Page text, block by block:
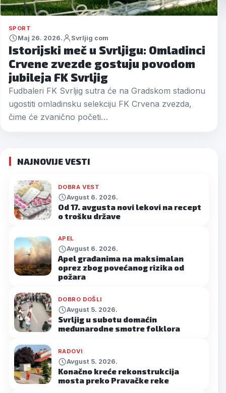
SPORT
Maj 26. 2026. Svrljig com
Istorijski meč u Svrljigu: Omladinci
Crvene zvezde gostuju povodom
jubileja FK Svrljig
Fudbaleri FK Svrljig sutra će na Gradskom stadionu
ugostiti omladinsku selekciju FK Crvena zvezda,
čime će zvanično početi…
NAJNOVIJE VESTI
DOBRA VEST
Avgust 6. 2026.
Od 17. avgusta novi lekovi na recept
o trošku države
APEL
Avgust 6. 2026.
Apel građanima na maksimalan
oprez zbog povećanog rizika od
požara
DOBRO DOŠLI
Avgust 5. 2026.
Svrljig u subotu domaćin
međunarodne smotre folklora
RADOVI
Avgust 5. 2026.
Konačno kreće rekonstrukcija
mosta preko Pravačke reke